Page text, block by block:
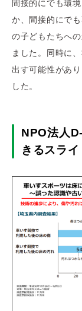
間接的にでも環
か、間接的にで
の子どもたちへ
ました。同時に
出す可能性があ
した。
NPO法人
きるスライ